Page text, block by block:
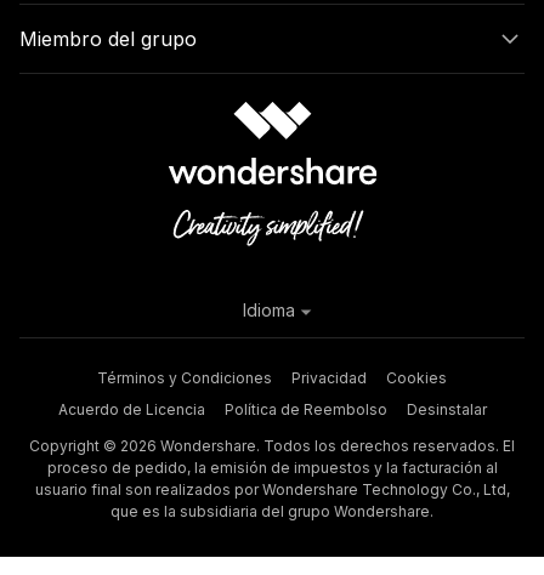
Miembro del grupo
Términos y Condiciones Privacidad
Cookies
Acuerdo de Licencia
Política de Reembolso
Desinstalar
Copyright © 2026 Wondershare. Todos los derechos reservados. El
proceso de pedido, la emisión de impuestos y la facturación al
usuario final son realizados por Wondershare Technology Co., Ltd,
que es la subsidiaria del grupo Wondershare.
Idioma